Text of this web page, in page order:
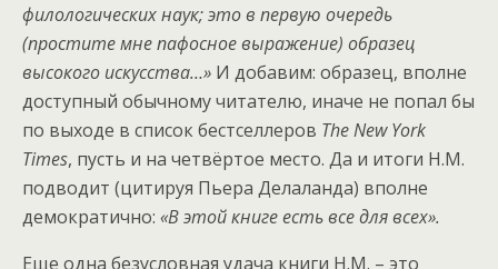
филологических наук; это в первую очередь
(простите мне пафосное выражение) образец
высокого искусства…» И добавим: образец, вполне
доступный обычному читателю, иначе не попал бы
по выходе в список бестселлеров The New York
Times, пусть и на четвёртое место. Да и итоги Н.М.
подводит (цитируя Пьера Делаланда) вполне
демократично: «В этой книге есть все для всех».
Еще одна безусловная удача книги Н.М. – это